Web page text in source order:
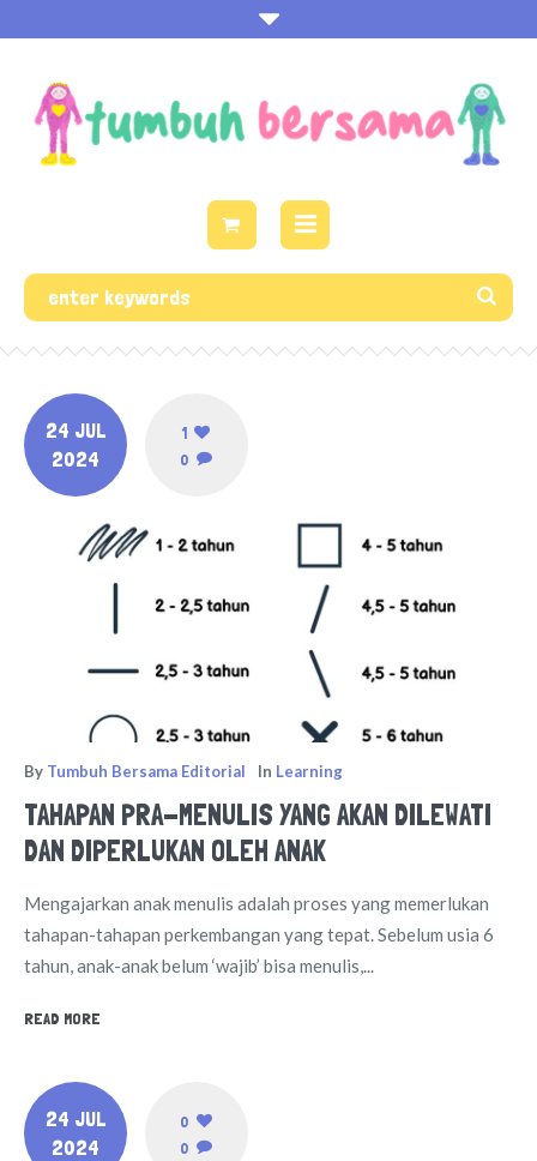
24 JUL
2024
1
0
By Tumbuh Bersama Editorial In Learning
TAHAPAN PRA-MENULIS YANG AKAN DILEWATI
DAN DIPERLUKAN OLEH ANAK
Mengajarkan anak menulis adalah proses yang memerlukan
tahapan-tahapan perkembangan yang tepat. Sebelum usia 6
tahun, anak-anak belum ‘wajib’ bisa menulis,...
READ MORE
24 JUL
2024
0
0